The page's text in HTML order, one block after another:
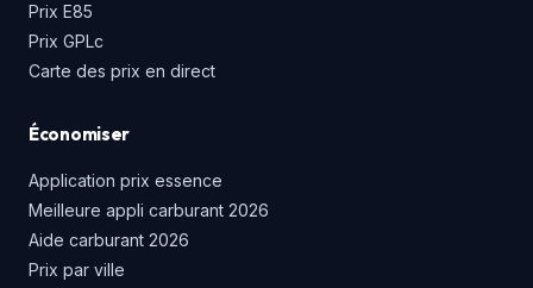
Prix E85
Prix GPLc
Carte des prix en direct
Économiser
Application prix essence
Meilleure appli carburant 2026
Aide carburant 2026
Prix par ville